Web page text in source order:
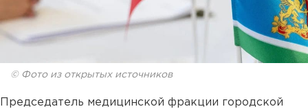
© Фото из открытых источников
Председатель медицинской фракции городской